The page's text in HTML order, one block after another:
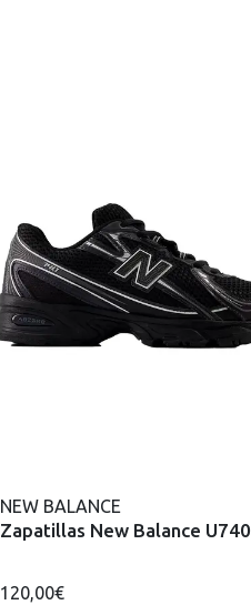
NEW BALANCE
Zapatillas New Balance U740
120,00€